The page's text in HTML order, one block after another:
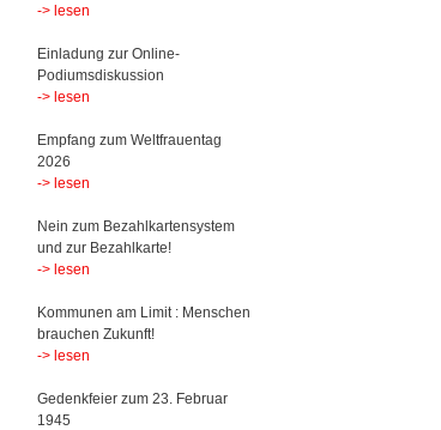
-> lesen
Einladung zur Online-
Podiumsdiskussion
-> lesen
Empfang zum Weltfrauentag
2026
-> lesen
Nein zum Bezahlkartensystem
und zur Bezahlkarte!
-> lesen
Kommunen am Limit : Menschen
brauchen Zukunft!
-> lesen
Gedenkfeier zum 23. Februar
1945